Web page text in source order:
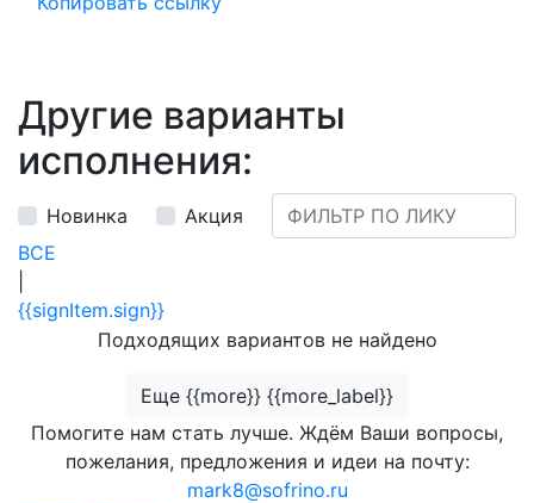
Другие варианты
исполнения:
Новинка
Акция
ВСЕ
{{signItem.sign}}
Подходящих вариантов не найдено
Еще {{more}} {{more_label}}
Помогите нам стать лучше. Ждём Ваши вопросы,
пожелания, предложения и идеи на почту:
mark8@sofrino.ru